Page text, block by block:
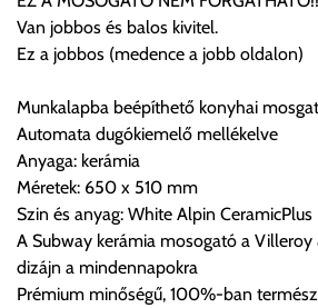
Szállítási díjak:
úgy esetenként több lehetőséget ajánl
vásárolt árú figyelembevételével az
költséget válassza ki.
Amennyiben nem biztos választásában,
automatikusan nem ajánl fel szállítási
a 0.- forintos szállítást, kollégáink
termék adatait, majd visszaigazolják a
Van jobbos és balos kivitel.
Ez a jobbos (medence a jobb oldalon)
Munkalapba beépíthető konyhai
Automata dugókiemelő mellékelve
Anyaga: kerámia
Méretek: 650 x 510 mm
Szin és anyag: White Alpin CeramicPlus
A Subway kerámia mosogató a
dizájn a mindennapokra
Prémium minőségű, 100%-ban